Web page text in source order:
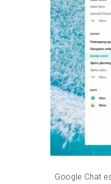
Google Chat